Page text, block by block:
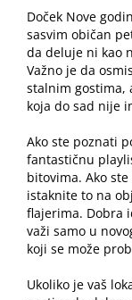
Doček Nove
sasvim običan
da deluje ni kao
Važno je da
stalnim gostima,
koja do sad nije
Ako ste poznati
fantastičnu
bitovima. Ako ste
istaknite to na
flajerima. Dobra
važi samo u
koji se može
Ukoliko je vaš